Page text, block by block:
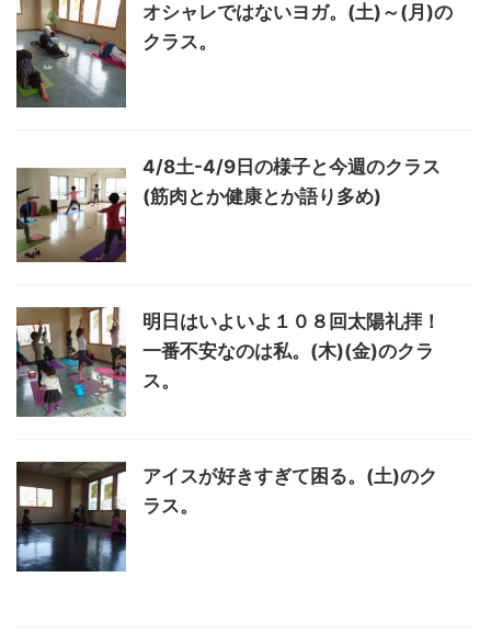
オシャレではないヨガ。(土)～(月)の
クラス。
4/8土-4/9日の様子と今週のクラス
(筋肉とか健康とか語り多め)
明日はいよいよ１０８回太陽礼拝！
一番不安なのは私。(木)(金)のクラ
ス。
アイスが好きすぎて困る。(土)のク
ラス。